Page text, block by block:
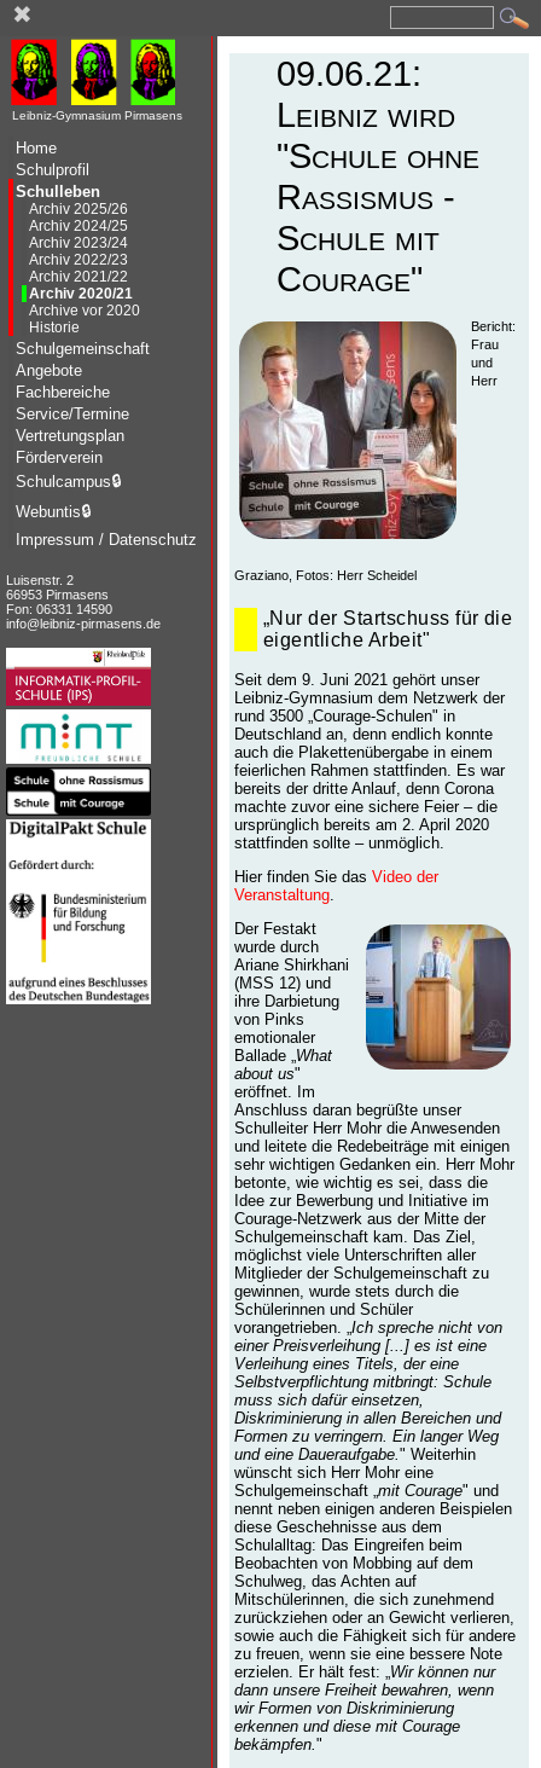
Leibniz-Gymnasium Pirmasens
Home
Schulprofil
Schulleben
Archiv 2025/26
Archiv 2024/25
Archiv 2023/24
Archiv 2022/23
Archiv 2021/22
Archiv 2020/21
Archive vor 2020
Historie
Schulgemeinschaft
Angebote
Fachbereiche
Service/Termine
Vertretungsplan
Förderverein
Schulcampus🔒
Webuntis🔒
Impressum / Datenschutz
Luisenstr. 2
66953 Pirmasens
Fon: 06331 14590
info@leibniz-pirmasens.de
09.06.21:
Leibniz wird
"Schule ohne
Rassismus -
Schule mit
Courage"
Bericht:
Frau
und
Herr
Graziano, Fotos: Herr Scheidel
„Nur der Startschuss für die
eigentliche Arbeit"
Seit dem 9. Juni 2021 gehört unser
Leibniz-Gymnasium dem Netzwerk der
rund 3500 „Courage-Schulen" in
Deutschland an, denn endlich konnte
auch die Plakettenübergabe in einem
feierlichen Rahmen stattfinden. Es war
bereits der dritte Anlauf, denn Corona
machte zuvor eine sichere Feier – die
ursprünglich bereits am 2. April 2020
stattfinden sollte – unmöglich.
Hier finden Sie das Video der
Veranstaltung.
Der Festakt
wurde durch
Ariane Shirkhani
(MSS 12) und
ihre Darbietung
von Pinks
emotionaler
Ballade „What
about us"
eröffnet. Im
Anschluss daran begrüßte unser
Schulleiter Herr Mohr die Anwesenden
und leitete die Redebeiträge mit einigen
sehr wichtigen Gedanken ein. Herr Mohr
betonte, wie wichtig es sei, dass die
Idee zur Bewerbung und Initiative im
Courage-Netzwerk aus der Mitte der
Schulgemeinschaft kam. Das Ziel,
möglichst viele Unterschriften aller
Mitglieder der Schulgemeinschaft zu
gewinnen, wurde stets durch die
Schülerinnen und Schüler
vorangetrieben. „Ich spreche nicht von
einer Preisverleihung [...] es ist eine
Verleihung eines Titels, der eine
Selbstverpflichtung mitbringt: Schule
muss sich dafür einsetzen,
Diskriminierung in allen Bereichen und
Formen zu verringern. Ein langer Weg
und eine Daueraufgabe." Weiterhin
wünscht sich Herr Mohr eine
Schulgemeinschaft „mit Courage" und
nennt neben einigen anderen Beispielen
diese Geschehnisse aus dem
Schulalltag: Das Eingreifen beim
Beobachten von Mobbing auf dem
Schulweg, das Achten auf
Mitschülerinnen, die sich zunehmend
zurückziehen oder an Gewicht verlieren,
sowie auch die Fähigkeit sich für andere
zu freuen, wenn sie eine bessere Note
erzielen. Er hält fest: „Wir können nur
dann unsere Freiheit bewahren, wenn
wir Formen von Diskriminierung
erkennen und diese mit Courage
bekämpfen."
✖